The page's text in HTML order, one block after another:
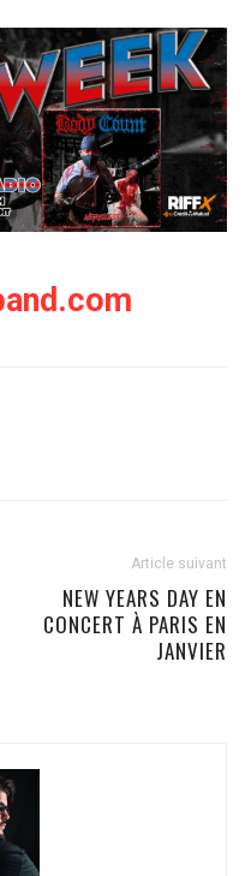
Article suivant
NEW YEARS DAY EN
CONCERT À PARIS EN
JANVIER